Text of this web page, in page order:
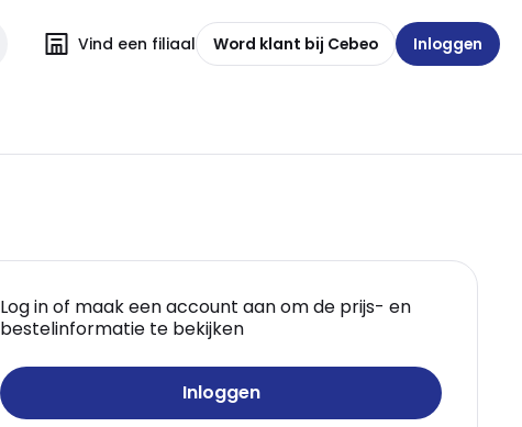
Vind een filiaal Word klant bij Cebeo Inloggen
Log in of maak een account aan om de prijs- en
bestelinformatie te bekijken
Inloggen